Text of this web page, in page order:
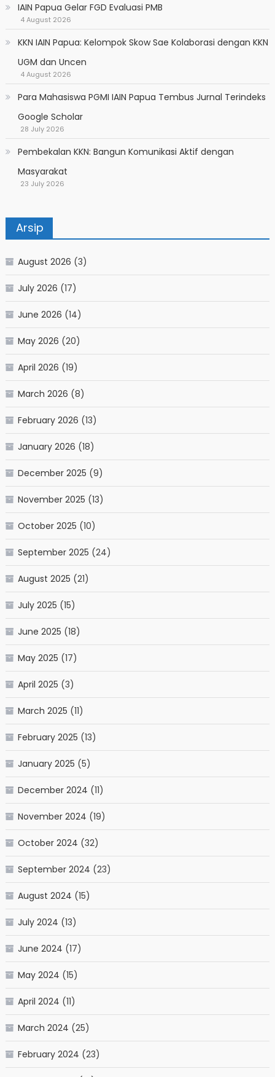
IAIN Papua Gelar FGD Evaluasi PMB
4 August 2026
KKN IAIN Papua: Kelompok Skow Sae Kolaborasi dengan KKN
UGM dan Uncen
4 August 2026
Para Mahasiswa PGMI IAIN Papua Tembus Jurnal Terindeks
Google Scholar
28 July 2026
Pembekalan KKN: Bangun Komunikasi Aktif dengan
Masyarakat
23 July 2026
Arsip
August 2026 (3)
July 2026 (17)
June 2026 (14)
May 2026 (20)
April 2026 (19)
March 2026 (8)
February 2026 (13)
January 2026 (18)
December 2025 (9)
November 2025 (13)
October 2025 (10)
September 2025 (24)
August 2025 (21)
July 2025 (15)
June 2025 (18)
May 2025 (17)
April 2025 (3)
March 2025 (11)
February 2025 (13)
January 2025 (5)
December 2024 (11)
November 2024 (19)
October 2024 (32)
September 2024 (23)
August 2024 (15)
July 2024 (13)
June 2024 (17)
May 2024 (15)
April 2024 (11)
March 2024 (25)
February 2024 (23)